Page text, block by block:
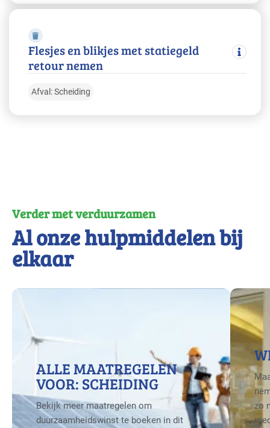
Flesjes en blikjes met statiegeld
retour nemen
Afval: Scheiding
Verder met verduurzamen
Al onze hulpmiddelen bij
elkaar
ALLE MAATREGELEN
VOOR: SCHEIDING
Bekijk meer maatregelen om
duurzaamheidswinst te boeken in dit
zo